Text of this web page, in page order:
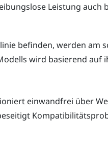
Leistung auch
befinden, werden am
wird basierend auf
einwandfrei über